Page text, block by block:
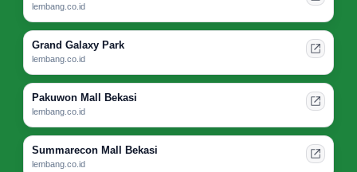
lembang.co.id
Grand Galaxy Park
lembang.co.id
Pakuwon Mall Bekasi
lembang.co.id
Summarecon Mall Bekasi
lembang.co.id